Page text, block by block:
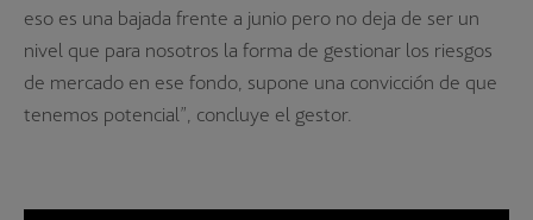
eso es una bajada frente a junio pero no deja de ser un
nivel que para nosotros la forma de gestionar los riesgos
de mercado en ese fondo, supone una convicción de que
tenemos potencial”, concluye el gestor.